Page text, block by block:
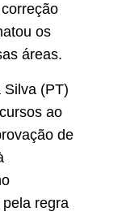
os
áreas.
Silva (PT)
ao
de
regra